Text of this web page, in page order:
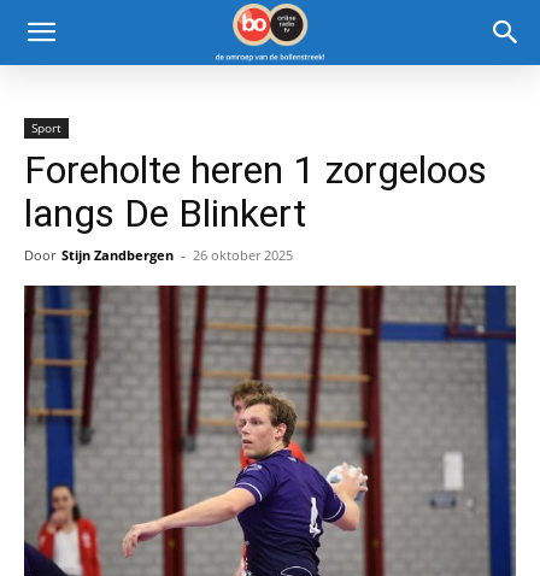
Sport
Foreholte heren 1 zorgeloos
langs De Blinkert
Door Stijn Zandbergen - 26 oktober 2025